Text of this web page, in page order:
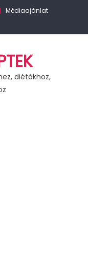
Médiaajánlat
diétákhoz,